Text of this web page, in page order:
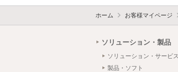
ホーム お客様マイページ
ソリューション・製品
ソリューション・サービス
製品・ソフト